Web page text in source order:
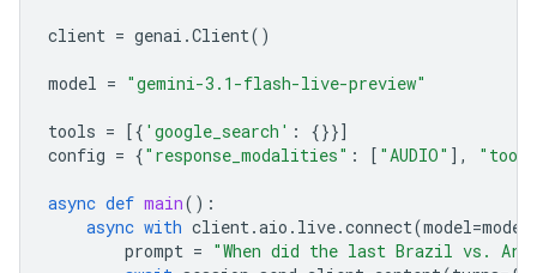
client = genai .Client()
model = "gemini-3.1-flash-live-preview"
tools = [{ 'google_search' :
{}}]
config = {"response_modalities" : [ "AUDIO" ],
async def main():
async with client.aio . live.connect(model=model
prompt = "When did the last Brazil vs.